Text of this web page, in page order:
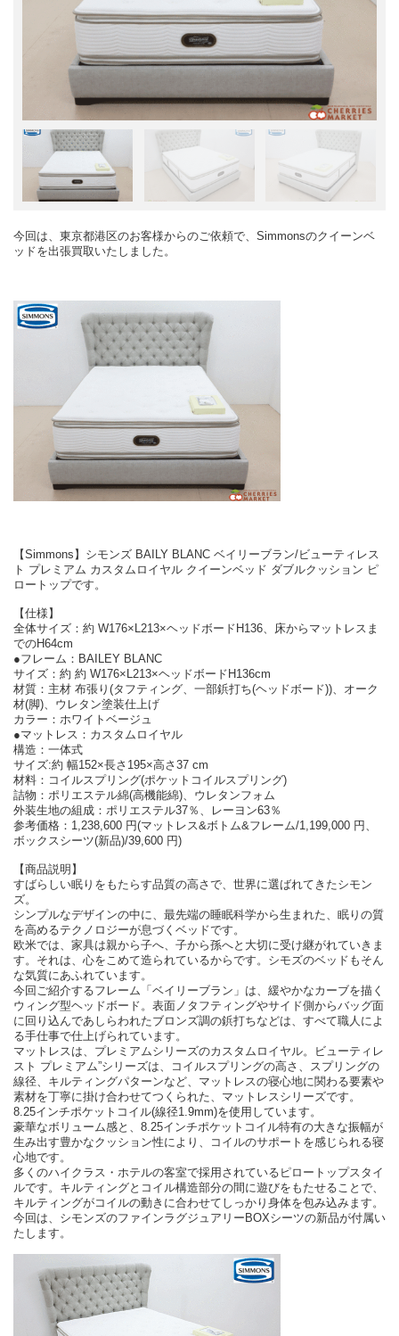
今回は、東京都港区のお客様からのご依頼で、Simmonsのクイーンベ
ッドを出張買取いたしました。
【Simmons】シモンズ BAILY BLANC ベイリーブラン/ビューティレス
ト プレミアム カスタムロイヤル クイーンベッド ダブルクッション ピ
ロートップです。
【仕様】
全体サイズ：約 W176×L213×ヘッドボードH136、床からマットレスま
でのH64cm
●フレーム：BAILEY BLANC
サイズ：約 約 W176×L213×ヘッドボードH136cm
材質：主材 布張り(タフティング、一部鋲打ち(ヘッドボード))、オーク
材(脚)、ウレタン塗装仕上げ
カラー：ホワイトベージュ
●マットレス：カスタムロイヤル
構造：一体式
サイズ:約 幅152×長さ195×高さ37 cm
材料：コイルスプリング(ポケットコイルスプリング)
詰物：ポリエステル綿(高機能綿)、ウレタンフォム
外装生地の組成：ポリエステル37％、レーヨン63％
参考価格：1,238,600 円(マットレス&ボトム&フレーム/1,199,000 円、
ボックスシーツ(新品)/39,600 円)
【商品説明】
すばらしい眠りをもたらす品質の高さで、世界に選ばれてきたシモン
ズ。
シンプルなデザインの中に、最先端の睡眠科学から生まれた、眠りの質
を高めるテクノロジーが息づくベッドです。
欧米では、家具は親から子へ、子から孫へと大切に受け継がれていきま
す。それは、心をこめて造られているからです。シモズのベッドもそん
な気質にあふれています。
今回ご紹介するフレーム「ベイリーブラン」は、緩やかなカーブを描く
ウィング型ヘッドボード。表面ノタフティングやサイド側からバッグ面
に回り込んであしらわれたブロンズ調の鋲打ちなどは、すべて職人によ
る手仕事で仕上げられています。
マットレスは、プレミアムシリーズのカスタムロイヤル。ビューティレ
スト プレミアム”シリーズは、コイルスプリングの高さ、スプリングの
線径、キルティングパターンなど、マットレスの寝心地に関わる要素や
素材を丁寧に掛け合わせてつくられた、マットレスシリーズです。
8.25インチポケットコイル(線径1.9mm)を使用しています。
豪華なボリューム感と、8.25インチポケットコイル特有の大きな振幅が
生み出す豊かなクッション性により、コイルのサポートを感じられる寝
心地です。
多くのハイクラス・ホテルの客室で採用されているピロートップスタイ
ルです。キルティングとコイル構造部分の間に遊びをもたせることで、
キルティングがコイルの動きに合わせてしっかり身体を包み込みます。
今回は、シモンズのファインラグジュアリーBOXシーツの新品が付属い
たします。